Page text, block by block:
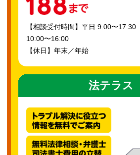
【相談受付時間】平日 9:00〜
10:00〜16:00
【休日】年末／年始
法テラス